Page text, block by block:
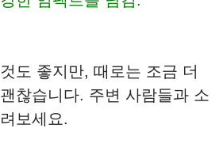
도 좋지만, 때로는 조금 더
찮습니다. 주변 사람들과 소
보세요.